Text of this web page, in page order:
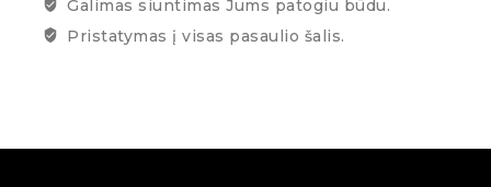
Galimas siuntimas Jums patogiu būdu.
Pristatymas į visas pasaulio šalis.